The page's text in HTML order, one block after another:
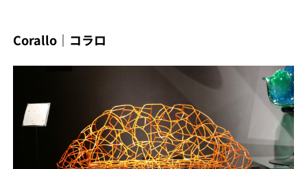
Corallo｜コラロ